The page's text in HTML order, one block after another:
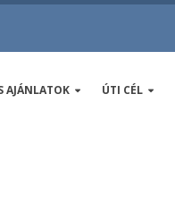
AJÁNLATOK ÚTI CÉL